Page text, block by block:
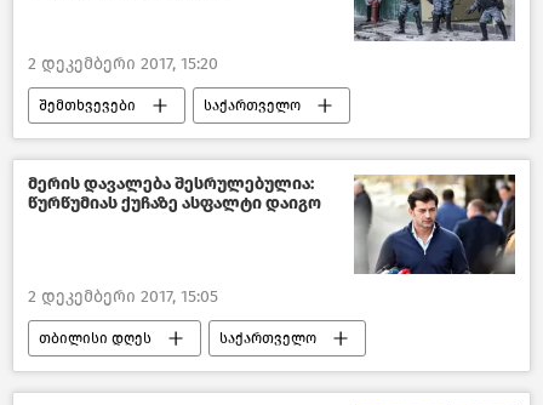
2 დეკემბერი 2017, 15:20
შემთხვევები საქართველო
მსოფლიოს ახალი ამბები
მერის დავალება შესრულებულია:
წურწუმიას ქუჩაზე ასფალტი დაიგო
2 დეკემბერი 2017, 15:05
თბილისი დღეს საქართველო